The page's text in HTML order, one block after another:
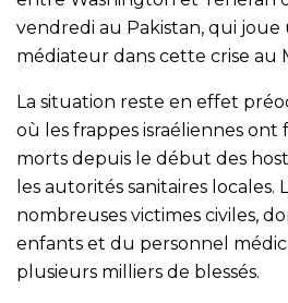
vendredi au Pakistan, qui joue
médiateur dans cette crise au
La situation reste en effet
où les frappes israéliennes ont
morts depuis le début des
les autorités sanitaires locales.
nombreuses victimes civiles,
enfants et du personnel
plusieurs milliers de blessés.